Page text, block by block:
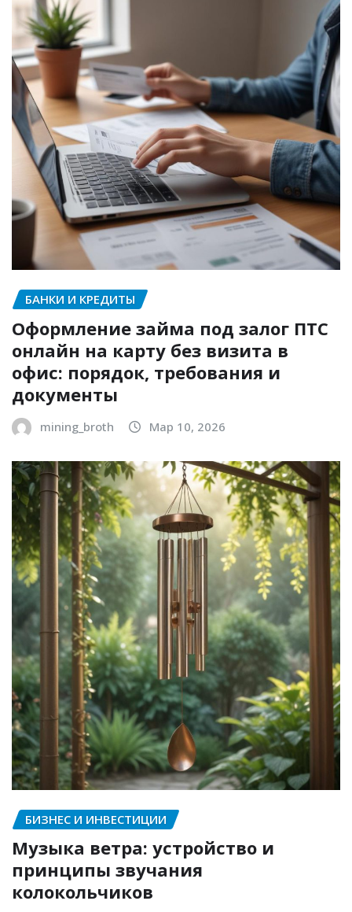
БАНКИ И КРЕДИТЫ
Оформление займа под залог ПТС
онлайн на карту без визита в
офис: порядок, требования и
документы
mining_broth Мар 10, 2026
БИЗНЕС И ИНВЕСТИЦИИ
Музыка ветра: устройство и
принципы звучания
колокольчиков